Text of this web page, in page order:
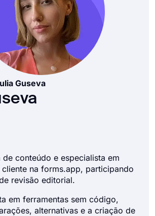
Guseva
de conteúdo e especialista em
na forms.app, participando
revisão editorial.
em ferramentas sem código,
alternativas e a criação de